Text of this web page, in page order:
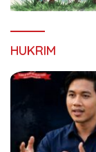
HUKRIM